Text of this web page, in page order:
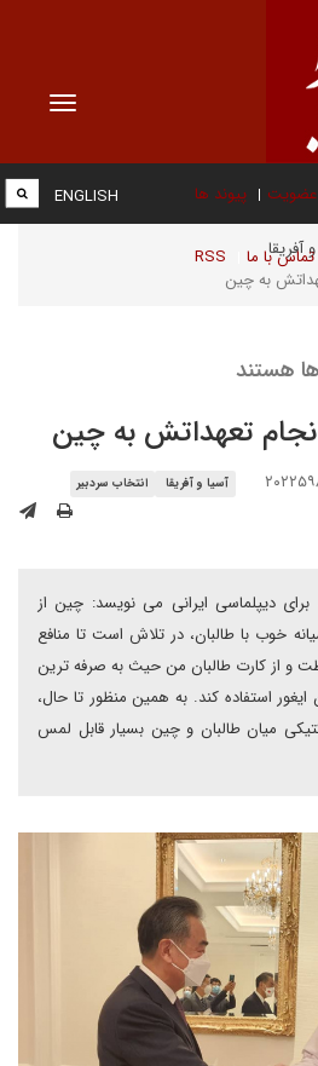
Toggle
عضویت پیوند ها
تماس با ما RSS
ENGLISH
آفریقا
به چین
هستند
انجام تعهداتش به چین
آسیا و آفریقا انتخاب سردبیر
برای دیپلماسی ایرانی می نویسد: چین از
خوب با طالبان، در تلاش است تا منافع
و از کارت طالبان من حیث به صرفه ترین
ایغور استفاده کند. به همین منظور تا حال،
میان طالبان و چین بسیار قابل لمس